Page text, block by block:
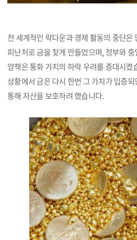
전 세계적인 락다운과 경제 활동의 중단은
피난처로 금을 찾게 만들었으며, 정부와
양책은 통화 가치의 하락 우려를 증대시켰
상황에서 금은 다시 한번 그 가치가 입증
통해 자산을 보호하려 했습니다.